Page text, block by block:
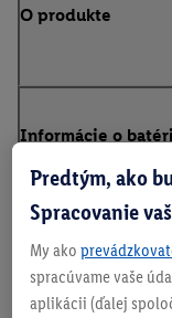
O produkte
Informácie o
Na stiahnutie
Predtým, ako
Spracovanie
My ako
spracúvame vaše
aplikácii (ďalej